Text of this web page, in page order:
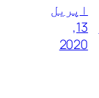
اپریل
13,
2020